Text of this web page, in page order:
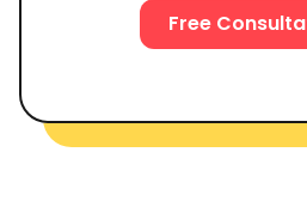
Free